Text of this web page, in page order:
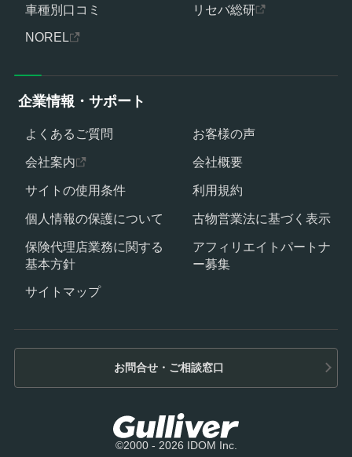
車種別口コミ
リセバ総研
NOREL
お問合せ・ご相談窓口
©2000 - 2026 IDOM Inc.
企業情報・サポート
よくあるご質問
お客様の声
会社案内
会社概要
サイトの使用条件
利用規約
個人情報の保護について
古物営業法に基づく表示
保険代理店業務に関する
基本方針
アフィリエイトパートナ
ー募集
サイトマップ